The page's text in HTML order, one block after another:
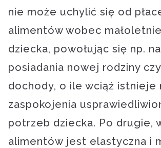
nie może uchylić się od
alimentów wobec
dziecka, powołując się np.
posiadania nowej rodziny
dochody, o ile wciąż istnieje
zaspokojenia
potrzeb dziecka. Po drugie,
alimentów jest elastyczna i